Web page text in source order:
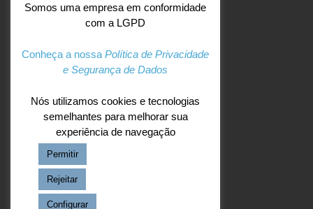
Santa Catarina - São José do
Rio Preto (SP)
+55 (17) 3354 7000
agostiniano@csj.g12.br
REDES SOCIAIS
Facebook
Instagram
Somos uma empresa em conformidade
com a LGPD
Conheça a nossa Política de Privacidade
e Segurança de Dados
Nós utilizamos cookies e tecnologias
semelhantes para melhorar sua
experiência de navegação
Permitir
Rejeitar
Configurar